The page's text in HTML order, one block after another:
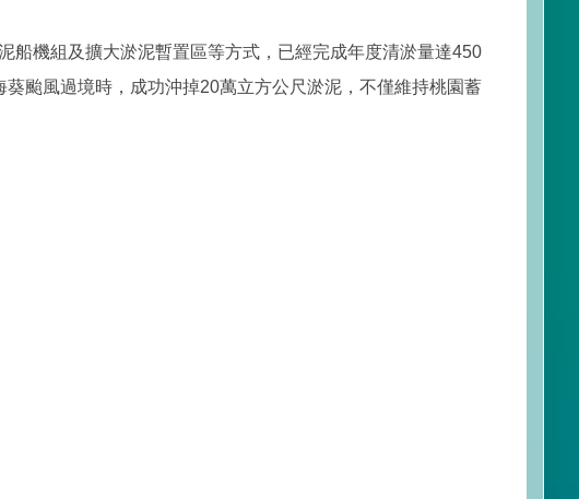
機組及擴大淤泥暫置區等方式，已經完成年度清淤量達450
颱風過境時，成功沖掉20萬立方公尺淤泥，不僅維持桃園蓄